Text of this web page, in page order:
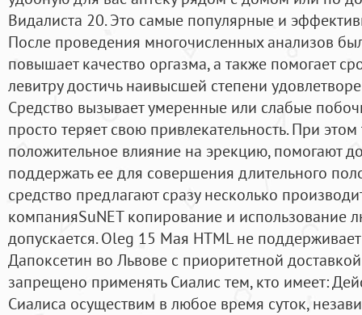
Видалиста 20. Это самые популярные и
После проведения многочисленных анализов
повышает качество оргазма, а также помогает
левитру достичь наивысшей степени
Средство вызывает умеренные или слабые
просто теряет свою привлекательность. При
положительное влияние на эрекцию, помогают
поддержать ее для совершения длительного
средство предлагают сразу несколько
компанияSuNET копирование и использование
допускается. Oleg 15 Мая HTML не
Дапоксетин во Львове c приоритетной
запрещено применять Сиалис тем, кто имеет:
Сиалиса осуществим в любое время суток,